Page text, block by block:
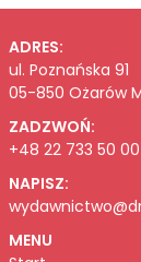
ADRES:
ul. Poznańska 91
05-850 Ożarów
ZADZWOŃ:
+48 22 733 50 00
NAPISZ:
MENU